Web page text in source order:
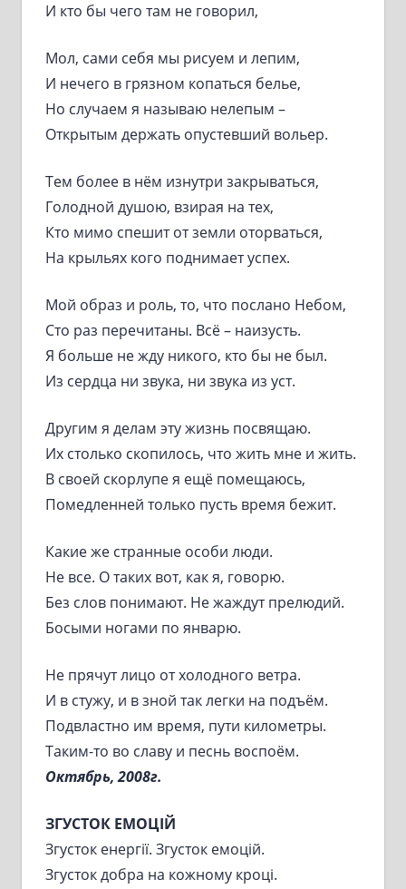
И кто бы чего там не говорил,
Мол, сами себя мы рисуем и лепим,
И нечего в грязном копаться белье,
Но случаем я называю нелепым –
Открытым держать опустевший вольер.
Тем более в нём изнутри закрываться,
Голодной душою, взирая на тех,
Кто мимо спешит от земли оторваться,
На крыльях кого поднимает успех.
Мой образ и роль, то, что послано Небом,
Сто раз перечитаны. Всё – наизусть.
Я больше не жду никого, кто бы не был.
Из сердца ни звука, ни звука из уст.
Другим я делам эту жизнь посвящаю.
Их столько скопилось, что жить мне и жить.
В своей скорлупе я ещё помещаюсь,
Помедленней только пусть время бежит.
Какие же странные особи люди.
Не все. О таких вот, как я, говорю.
Без слов понимают. Не жаждут прелюдий.
Босыми ногами по январю.
Не прячут лицо от холодного ветра.
И в стужу, и в зной так легки на подъём.
Подвластно им время, пути километры.
Таким-то во славу и песнь воспоём.
Октябрь, 2008г.
ЗГУСТОК ЕМОЦІЙ
Згусток енергії. Згусток емоцій.
Згусток добра на кожному кроці.